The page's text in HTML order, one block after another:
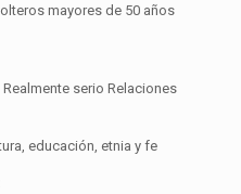
mayores de 50 años
serio Relaciones
educación, etnia y fe